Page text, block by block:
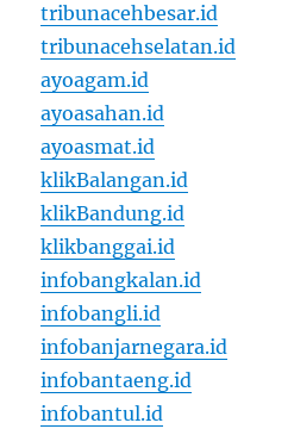
tribunacehbesar.id
tribunacehselatan.id
ayoagam.id
ayoasahan.id
ayoasmat.id
klikBalangan.id
klikBandung.id
klikbanggai.id
infobangkalan.id
infobangli.id
infobanjarnegara.id
infobantaeng.id
infobantul.id